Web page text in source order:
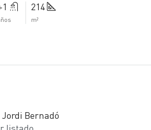
214
m²
Jordi Bernadó